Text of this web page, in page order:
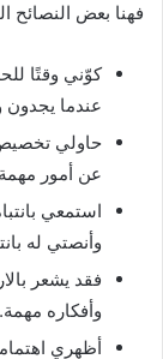
فهنا بعض
كوّني وقتًا
عندما يجدون
حاولي
عن أمور
استمعي
وأنصتي له
فقد يشعر
وأفكاره مهمة.
أظهري